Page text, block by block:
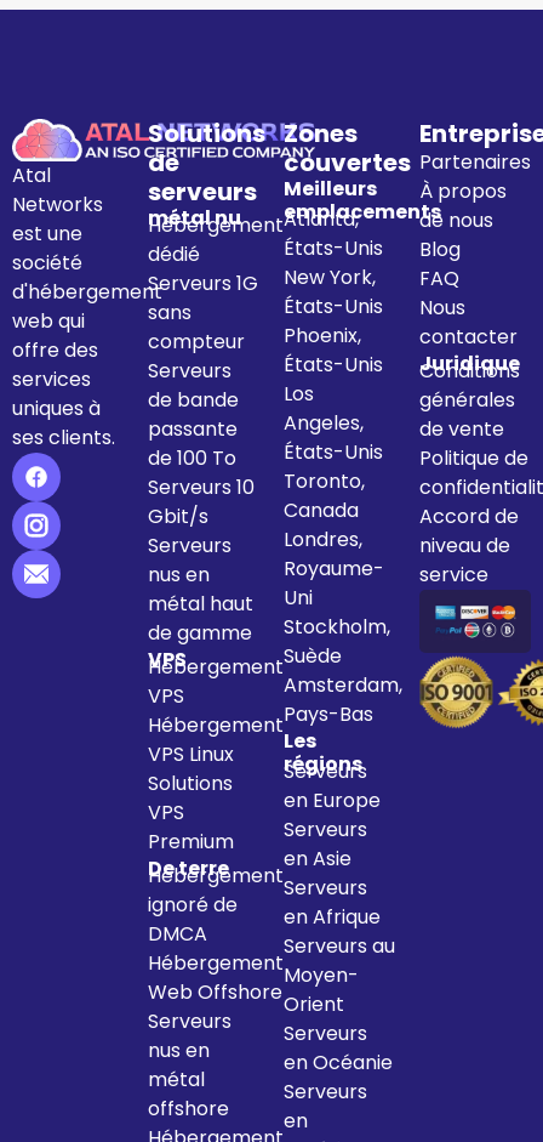
Atal
Networks
est une
société
d'hébergement
web qui
offre des
services
uniques à
ses clients.
Solutions
de
serveurs
métal nu
Hébergement
dédié
Serveurs 1G
sans
compteur
Serveurs
de bande
passante
de 100 To
Serveurs 10
Gbit/s
Serveurs
nus en
métal haut
de gamme
VPS
Hébergement
VPS
Hébergement
VPS Linux
Solutions
VPS
Premium
De terre
Hébergement
ignoré de
DMCA
Hébergement
Web Offshore
Serveurs
nus en
métal
offshore
Zones
couvertes
Meilleurs
emplacements
Atlanta,
États-Unis
New York,
États-Unis
Phoenix,
États-Unis
Los
Angeles,
États-Unis
Toronto,
Canada
Londres,
Royaume-
Uni
Stockholm,
Suède
Amsterdam,
Pays-Bas
Les
régions
Serveurs
en Europe
Serveurs
en Asie
Serveurs
en Afrique
Serveurs au
Moyen-
Orient
Serveurs
en Océanie
Serveurs
en
Partenaires
À propos
de nous
Blog
FAQ
Nous
contacter
Juridique
Conditions
générales
de vente
Politique de
Accord de
niveau de
service